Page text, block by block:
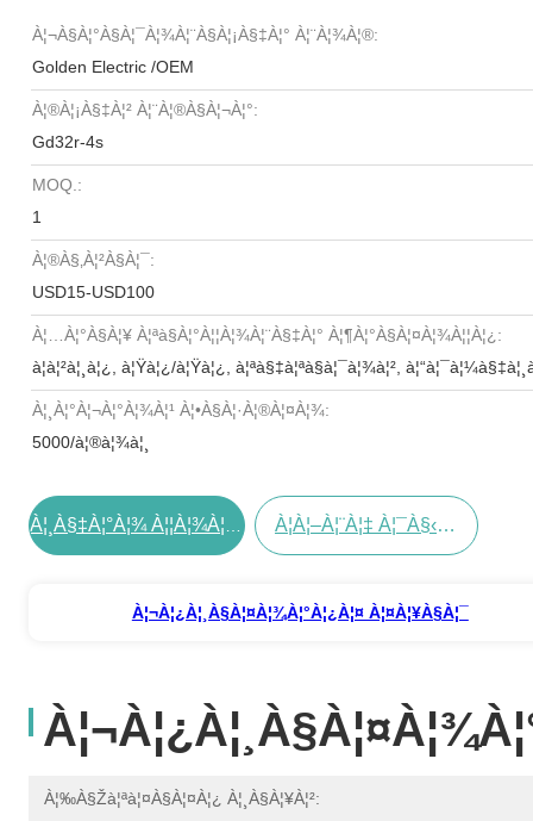
À¦¬à§à¦°à§à¦¯à¦¾à¦¨à§à¦¡à§‡à¦° À¦¨à¦¾à¦®:
Golden Electric /OEM
À¦®à¦¡à§‡à¦² À¦¨à¦®à§à¦¬à¦°:
Gd32r-4s
MOQ.:
1
À¦®à§‚à¦²à§à¦¯:
USD15-USD100
À¦…à¦°à§à¦¥ À¦ªà§à¦°à¦¦à¦¾à¦¨à§‡à¦° À¦¶à¦°à§à¦¤à¦¾à¦¦à¦¿:
à¦à¦²à¦¸à¦¿, à¦Ÿà¦¿/à¦Ÿà¦¿, à¦ªà§‡à¦ªà§à¦¯à¦¾à¦²,
À¦¸à¦°à¦¬à¦°à¦¾à¦¹ À¦•à§à¦·à¦®à¦¤à¦¾:
5000/à¦®à¦¾à¦¸
À¦¸à§‡à¦°à¦¾ À¦¦à¦¾à¦® À¦ªà¦¾à¦¨ À¦à¦–À¦¨à¦‡ À¦¯à§‹à¦—À¦¾à¦¯à§‹à¦— À¦•à¦°à§à¦¨
À¦¬à¦¿à¦¸à§à¦¤à¦¾à¦°à¦¿à¦¤ À¦¤à¦¥à§à¦¯
À¦‰à§Žà¦ªà¦¤à§à¦¤à¦¿ À¦¸à§à¦¥à¦²: